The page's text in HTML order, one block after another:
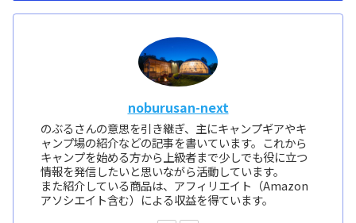
noburusan-next
のぶるさんの意思を引き継ぎ、主にキャンプギアやキ
ャンプ場の紹介などの記事を書いています。これから
キャンプを始める方から上級者まで少しでも役に立つ
情報を発信したいと思いながら活動しています。
また紹介している商品は、アフィリエイト（Amazon
アソシエイト含む）による収益を得ています。